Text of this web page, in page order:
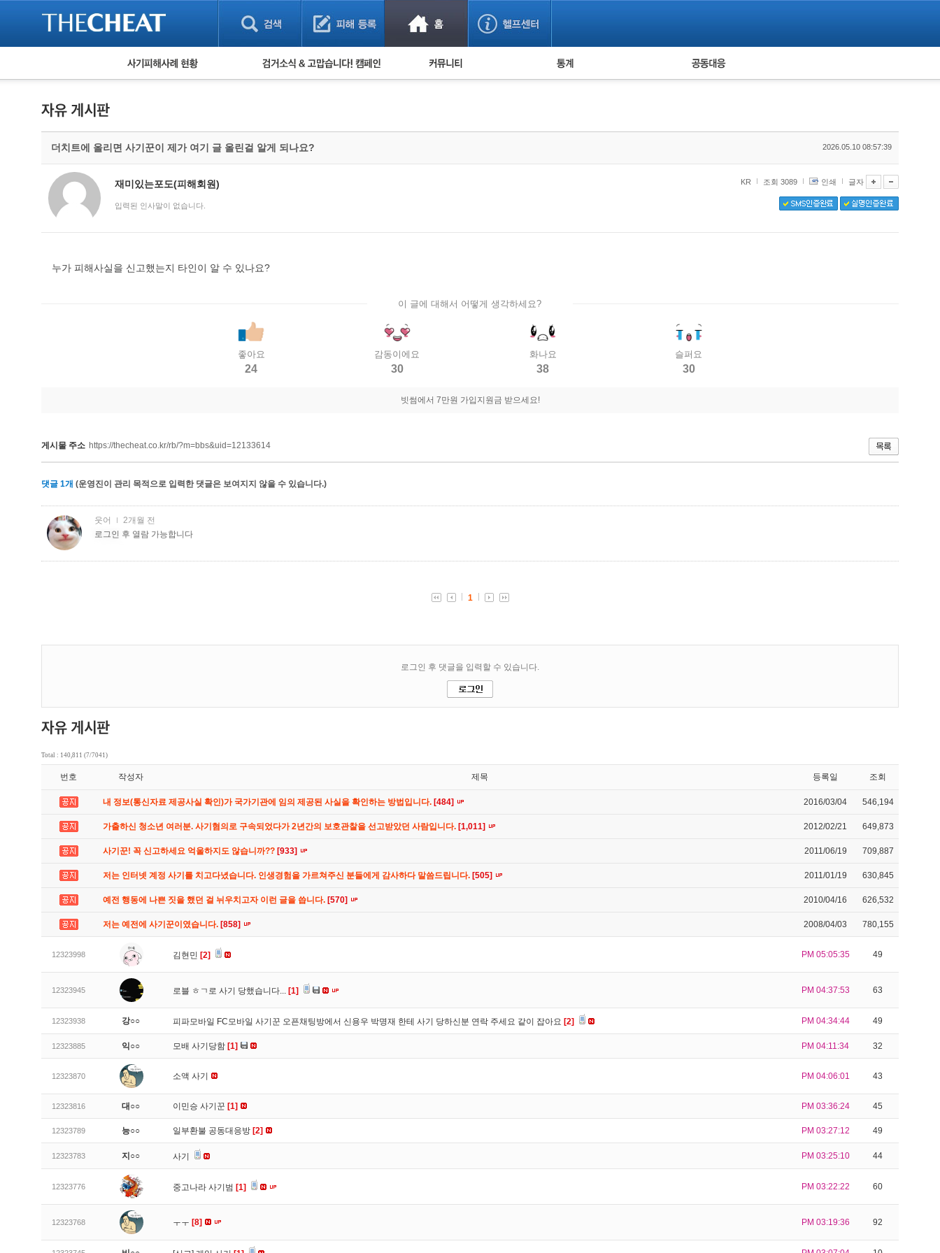
피해사례 현황
보이스피싱 피해사례
유해사이트 목록
비공개 피해사례
워킹홀리데이 피해사례
검거 소식 사기 예방했어요! 누적 피해사례 통계 피해자 공동대응
더치트에 올리면 사기꾼이 제가 여기 글 올린걸 알게 되나요? 2026.05.10 08:57:39
재미있는포도(피해회원)
입력된 인사말이 없습니다.
KR 조회 3089 인쇄 글자
누가 피해사실을 신고했는지 타인이 알 수 있나요?
이 글에 대해서 어떻게 생각하세요?
좋아요
24
감동이에요
30
화나요
38
슬퍼요
30
빗썸에서 7만원 가입지원금 받으세요!
게시물 주소 https://thecheat.co.kr/rb/?m=bbs&uid=12133614
댓글 1개 (운영진이 관리 목적으로 입력한 댓글은 보여지지 않을 수 있습니다.)
Total : 140,811 (7/7041)
번호 작성자 제목 등록일 조회
내 정보(통신자료 제공사실 확인)가 국가기관에 임의 제공된 사실을 확인하는 방법입니다. [484] 2016/03/04 546,194
가출하신 청소년 여러분. 사기혐의로 구속되었다가 2년간의 보호관찰을 선고받았던 사람입니다. [1,011] 2012/02/21 649,873
사기꾼! 꼭 신고하세요 억울하지도 않습니까?? [933] 2011/06/19 709,887
저는 인터넷 계정 사기를 치고다녔습니다. 인생경험을 가르쳐주신 분들에게 감사하다 말씀드립니다. [505] 2011/01/19 630,845
예전 행동에 나쁜 짓을 했던 걸 뉘우치고자 이런 글을 씁니다. [570] 2010/04/16 626,532
저는 예전에 사기꾼이였습니다. [858] 2008/04/03 780,155
12323998 김현민 [2] PM 05:05:35 49
12323945 로블 ㅎㄱ로 사기 당했습니다... [1] PM 04:37:53 63
12323938 강○○ 피파모바일 FC모바일 사기꾼 오픈채팅방에서 신용우 박명재 한테 사기 당하신분 연락 주세요 같이 잡아요 [2] PM 04:34:44 49
12323885 익○○ 모배 사기당함 [1] PM 04:11:34 32
12323870 소액 사기 PM 04:06:01 43
12323816 대○○ 이민승 사기꾼 [1] PM 03:36:24 45
12323789 능○○ 일부환불 공동대응방 [2] PM 03:27:12 49
12323783 지○○ 사기 PM 03:25:10 44
12323776 중고나라 사기범 [1] PM 03:22:22 60
12323768 ㅜㅜ [8] PM 03:19:36 92